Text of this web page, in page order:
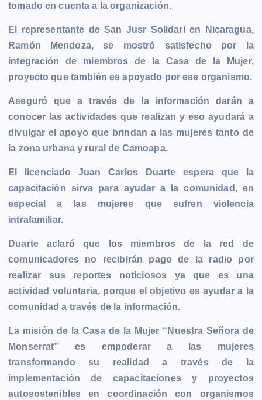
tomado en cuenta a la organización.
El representante de San Jusr Solidari en Nicaragua,
Ramón Mendoza, se mostró satisfecho por la
integración de miembros de la Casa de la Mujer,
proyecto que también es apoyado por ese organismo.
Aseguró que a través de la información darán a
conocer las actividades que realizan y eso ayudará a
divulgar el apoyo que brindan a las mujeres tanto de
la zona urbana y rural de Camoapa.
El licenciado Juan Carlos Duarte espera que la
capacitación sirva para ayudar a la comunidad, en
especial a las mujeres que sufren violencia
intrafamiliar.
Duarte aclaró que los miembros de la red de
comunicadores no recibirán pago de la radio por
realizar sus reportes noticiosos ya que es una
actividad voluntaria, porque el objetivo es ayudar a la
comunidad a través de la información.
La misión de la Casa de la Mujer “Nuestra Señora de
Monserrat” es empoderar a las mujeres
transformando su realidad a través de la
implementación de capacitaciones y proyectos
autosostenibles en coordinación con organismos